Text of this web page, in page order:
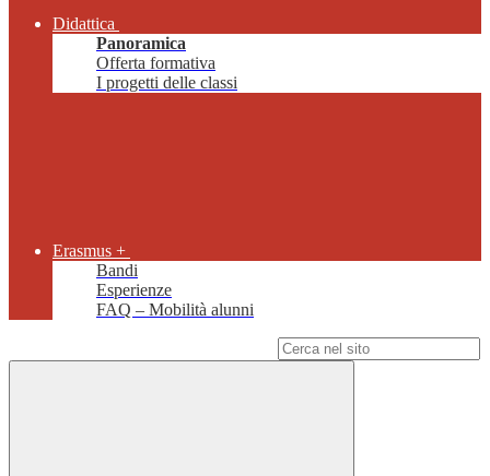
Didattica
Panoramica
Offerta formativa
I progetti delle classi
Erasmus +
Bandi
Esperienze
FAQ – Mobilità alunni